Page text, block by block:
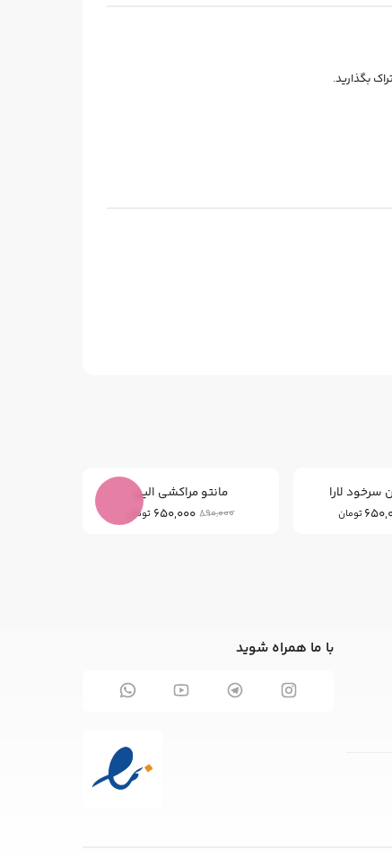
بگذارید.
سرخود لارا
تومان
مانتو مراکشی الین
890,000
650,000 تومان
با ما همراه شوید